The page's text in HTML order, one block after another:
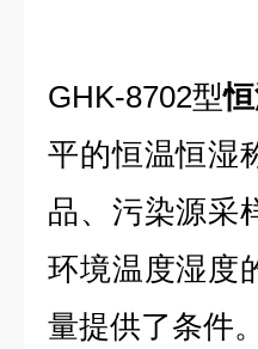
GHK-8702型
平的恒温恒湿
品、污染源采
环境温度湿度
量提供了条件。